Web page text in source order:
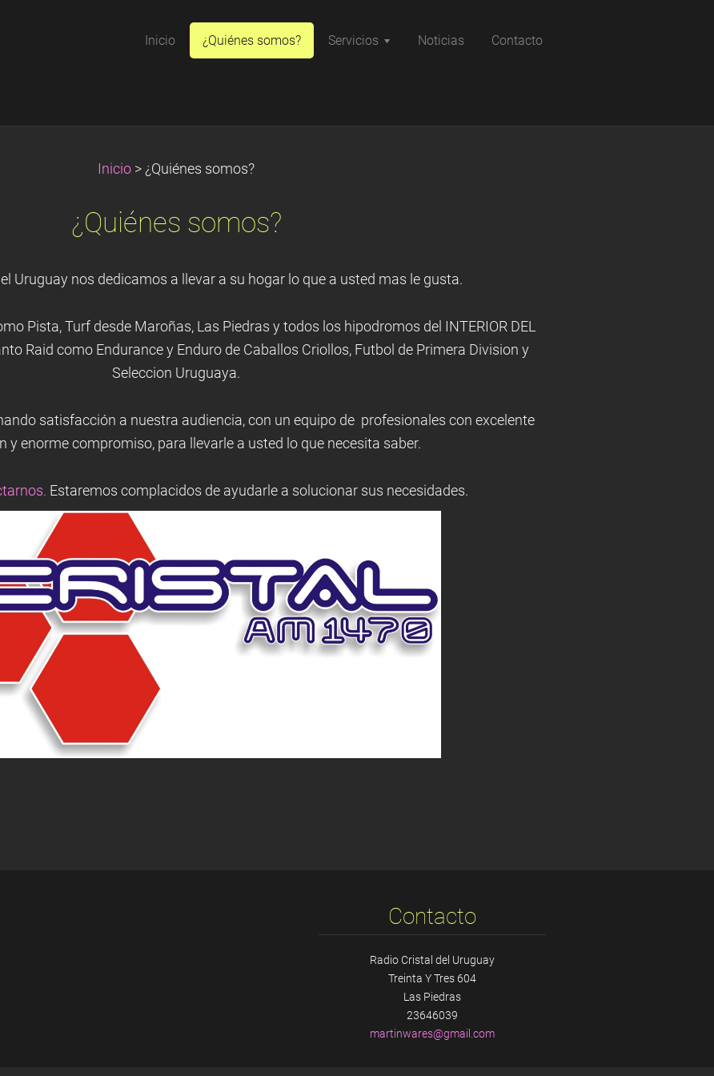
Inicio ¿Quiénes somos? Servicios Noticias Contacto
Inicio > ¿Quiénes somos?
¿Quiénes somos?
Uruguay nos dedicamos a llevar a su hogar lo que a usted mas le gusta.
Pista, Turf desde Maroñas, Las Piedras y todos los hipodromos del INTERIOR DEL
Raid como Endurance y Enduro de Caballos Criollos, Futbol de Primera Division y
Seleccion Uruguaya.
satisfacción a nuestra audiencia, con un equipo de profesionales con excelente
y enorme compromiso, para llevarle a usted lo que necesita saber.
Estaremos complacidos de ayudarle a solucionar sus necesidades.
Contacto
Radio Cristal del Uruguay
Treinta Y Tres 604
Las Piedras
23646039
martinwares@gmai l.com